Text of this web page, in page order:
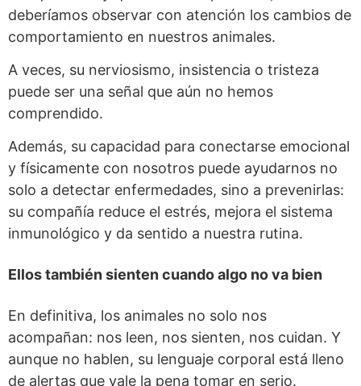
deberíamos observar con atención los cambios de
comportamiento en nuestros animales.
A veces, su nerviosismo, insistencia o tristeza
puede ser una señal que aún no hemos
comprendido.
Además, su capacidad para conectarse emocional
y físicamente con nosotros puede ayudarnos no
solo a detectar enfermedades, sino a prevenirlas:
su compañía reduce el estrés, mejora el sistema
inmunológico y da sentido a nuestra rutina.
Ellos también sienten cuando algo no va bien
En definitiva, los animales no solo nos
acompañan: nos leen, nos sienten, nos cuidan. Y
aunque no hablen, su lenguaje corporal está lleno
de alertas que vale la pena tomar en serio.